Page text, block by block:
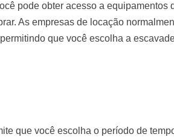
pode obter acesso a equipamentos
As empresas de locação
que você escolha a
que você escolha o período de